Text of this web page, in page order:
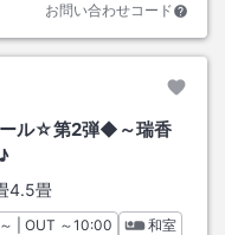
お問い合わせコード
ール☆第2弾◆～瑞香
4.5畳
クイン
～ | OUT チェックアウト
～10:00
和室